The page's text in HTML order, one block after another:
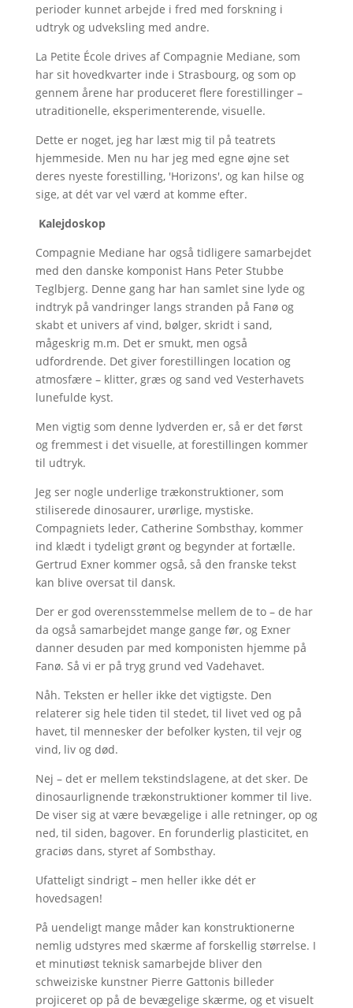
perioder kunnet arbejde i fred med forskning i
udtryk og udveksling med andre.
La Petite École drives af Compagnie Mediane, som
har sit hovedkvarter inde i Strasbourg, og som op
gennem årene har produceret flere forestillinger –
utraditionelle, eksperimenterende, visuelle.
Dette er noget, jeg har læst mig til på teatrets
hjemmeside. Men nu har jeg med egne øjne set
deres nyeste forestilling, 'Horizons', og kan hilse og
sige, at dét var vel værd at komme efter.
Kalejdoskop
Compagnie Mediane har også tidligere samarbejdet
med den danske komponist Hans Peter Stubbe
Teglbjerg. Denne gang har han samlet sine lyde og
indtryk på vandringer langs stranden på Fanø og
skabt et univers af vind, bølger, skridt i sand,
mågeskrig m.m. Det er smukt, men også
udfordrende. Det giver forestillingen location og
atmosfære – klitter, græs og sand ved Vesterhavets
lunefulde kyst.
Men vigtig som denne lydverden er, så er det først
og fremmest i det visuelle, at forestillingen kommer
til udtryk.
Jeg ser nogle underlige trækonstruktioner, som
stiliserede dinosaurer, urørlige, mystiske.
Compagniets leder, Catherine Sombsthay, kommer
ind klædt i tydeligt grønt og begynder at fortælle.
Gertrud Exner kommer også, så den franske tekst
kan blive oversat til dansk.
Der er god overensstemmelse mellem de to – de har
da også samarbejdet mange gange før, og Exner
danner desuden par med komponisten hjemme på
Fanø. Så vi er på tryg grund ved Vadehavet.
Nåh. Teksten er heller ikke det vigtigste. Den
relaterer sig hele tiden til stedet, til livet ved og på
havet, til mennesker der befolker kysten, til vejr og
vind, liv og død.
Nej – det er mellem tekstindslagene, at det sker. De
dinosaurlignende trækonstruktioner kommer til live.
De viser sig at være bevægelige i alle retninger, op og
ned, til siden, bagover. En forunderlig plasticitet, en
graciøs dans, styret af Sombsthay.
Ufatteligt sindrigt – men heller ikke dét er
hovedsagen!
På uendeligt mange måder kan konstruktionerne
nemlig udstyres med skærme af forskellig størrelse. I
et minutiøst teknisk samarbejde bliver den
schweiziske kunstner Pierre Gattonis billeder
projiceret op på de bevægelige skærme, og et visuelt